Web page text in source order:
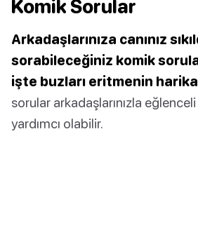
Komik Sorular
Arkadaşlarınıza canınız
sorabileceğiniz komik
işte buzları eritmenin harika
sorular arkadaşlarınızla
yardımcı olabilir.